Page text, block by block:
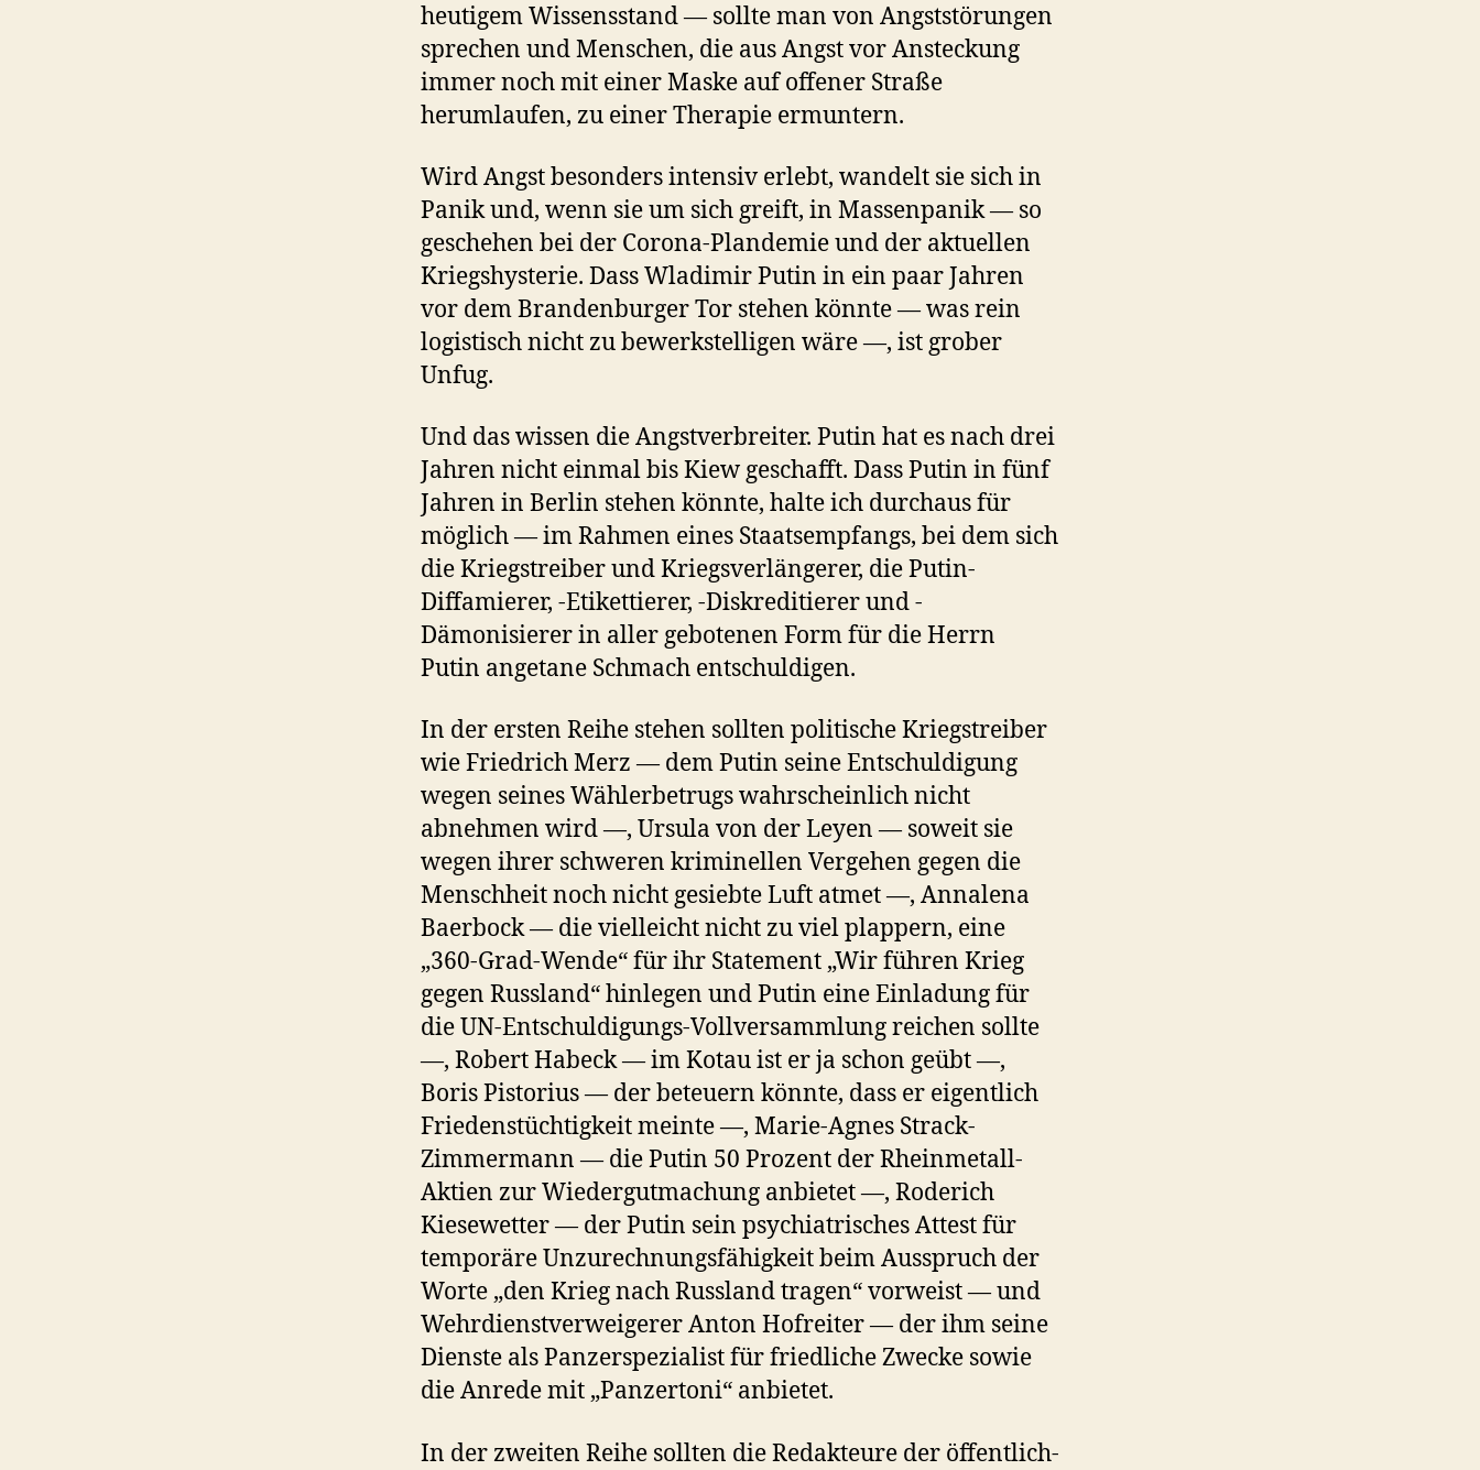
heutigem Wissensstand — sollte man von Angststörungen
sprechen und Menschen, die aus Angst vor Ansteckung
immer noch mit einer Maske auf offener Straße
herumlaufen, zu einer Therapie ermuntern.
Wird Angst besonders intensiv erlebt, wandelt sie sich in
Panik und, wenn sie um sich greift, in Massenpanik — so
geschehen bei der Corona-Plandemie und der aktuellen
Kriegshysterie. Dass Wladimir Putin in ein paar Jahren
vor dem Brandenburger Tor stehen könnte — was rein
logistisch nicht zu bewerkstelligen wäre —, ist grober
Unfug.
Und das wissen die Angstverbreiter. Putin hat es nach drei
Jahren nicht einmal bis Kiew geschafft. Dass Putin in fünf
Jahren in Berlin stehen könnte, halte ich durchaus für
möglich — im Rahmen eines Staatsempfangs, bei dem sich
die Kriegstreiber und Kriegsverlängerer, die Putin-
Diffamierer, -Etikettierer, -Diskreditierer und -
Dämonisierer in aller gebotenen Form für die Herrn
Putin angetane Schmach entschuldigen.
In der ersten Reihe stehen sollten politische Kriegstreiber
wie Friedrich Merz — dem Putin seine Entschuldigung
wegen seines Wählerbetrugs wahrscheinlich nicht
abnehmen wird —, Ursula von der Leyen — soweit sie
wegen ihrer schweren kriminellen Vergehen gegen die
Menschheit noch nicht gesiebte Luft atmet —, Annalena
Baerbock — die vielleicht nicht zu viel plappern, eine
„360-Grad-Wende“ für ihr Statement „Wir führen Krieg
gegen Russland“ hinlegen und Putin eine Einladung für
die UN-Entschuldigungs-Vollversammlung reichen sollte
—, Robert Habeck — im Kotau ist er ja schon geübt —,
Boris Pistorius — der beteuern könnte, dass er eigentlich
Friedenstüchtigkeit meinte —, Marie-Agnes Strack-
Zimmermann — die Putin 50 Prozent der Rheinmetall-
Aktien zur Wiedergutmachung anbietet —, Roderich
Kiesewetter — der Putin sein psychiatrisches Attest für
temporäre Unzurechnungsfähigkeit beim Ausspruch der
Worte „den Krieg nach Russland tragen“ vorweist — und
Wehrdienstverweigerer Anton Hofreiter — der ihm seine
Dienste als Panzerspezialist für friedliche Zwecke sowie
die Anrede mit „Panzertoni“ anbietet.
In der zweiten Reihe sollten die Redakteure der öffentlich-